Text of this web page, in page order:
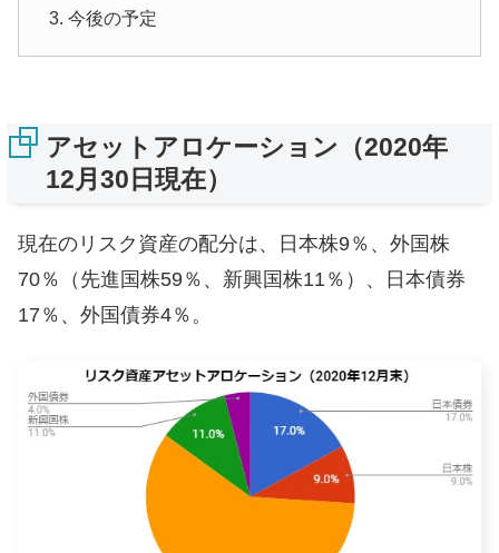
今後の予定
アセットアロケーション（2020年
12月30日現在）
現在のリスク資産の配分は、日本株9％、外国株
70％（先進国株59％、新興国株11％）、日本債券
17％、外国債券4％。